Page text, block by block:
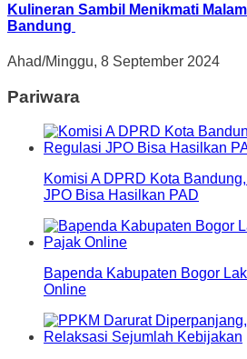
Kulineran Sambil Menikmati
Bandung
Ahad/Minggu, 8 September 2024
Pariwara
Komisi A DPRD Kota
JPO Bisa Hasilkan PAD
Bapenda Kabupaten Bogor
Online